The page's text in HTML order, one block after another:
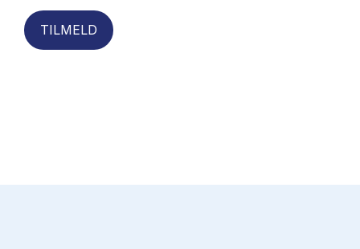
TILMELD